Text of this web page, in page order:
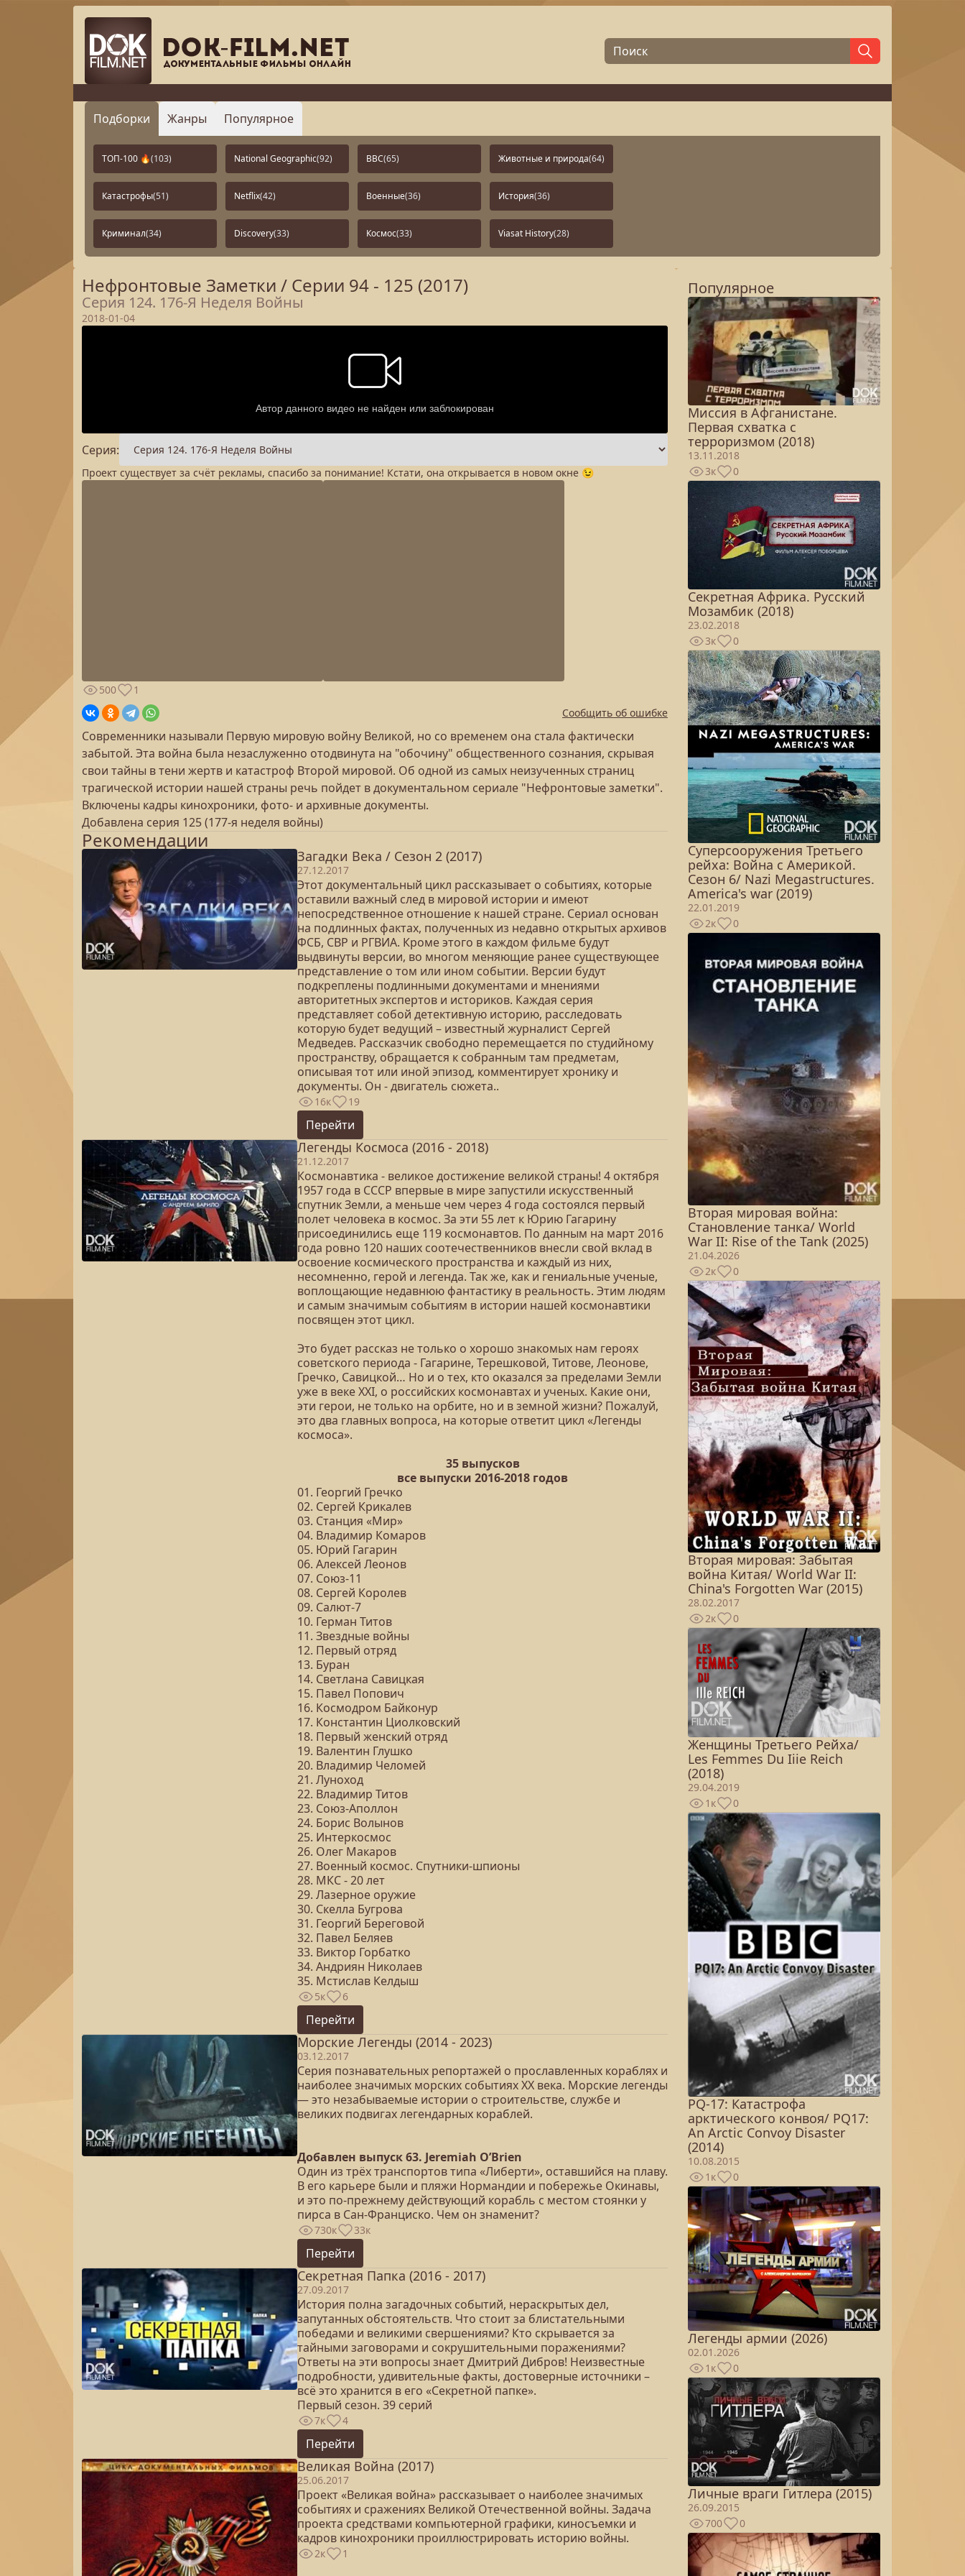
Подборки Жанры Популярное
ТОП-100 🔥(103) National Geographic(92) BBC(65) Животные и природа(64)
Катастрофы(51) Netflix(42) Военные(36) История(36)
Криминал(34) Discovery(33) Космос(33) Viasat History(28)
Нефронтовые Заметки / Серии 94 - 125 (2017)
Серия 124. 176-Я Неделя Войны
2018-01-04
Серия:
Проект существует за счёт рекламы, спасибо за понимание! Кстати, она открывается в новом окне 😉
500
1
Сообщить об ошибке
Современники называли Первую мировую войну Великой, но со временем она стала фактически
забытой. Эта война была незаслуженно отодвинута на "обочину" общественного сознания, скрывая
свои тайны в тени жертв и катастроф Второй мировой. Об одной из самых неизученных страниц
трагической истории нашей страны речь пойдет в документальном сериале "Нефронтовые заметки".
Включены кадры кинохроники, фото- и архивные документы.
Добавлена серия 125 (177-я неделя войны)
Рекомендации
Загадки Века / Сезон 2 (2017)
27.12.2017
Этот документальный цикл рассказывает о событиях, которые
оставили важный след в мировой истории и имеют
непосредственное отношение к нашей стране. Сериал основан
на подлинных фактах, полученных из недавно открытых архивов
ФСБ, СВР и РГВИА. Кроме этого в каждом фильме будут
выдвинуты версии, во многом меняющие ранее существующее
представление о том или ином событии. Версии будут
подкреплены подлинными документами и мнениями
авторитетных экспертов и историков. Каждая серия
представляет собой детективную историю, расследовать
которую будет ведущий – известный журналист Сергей
Медведев. Рассказчик свободно перемещается по студийному
пространству, обращается к собранным там предметам,
описывая тот или иной эпизод, комментирует хронику и
документы. Он - двигатель сюжета..
16к 19
Перейти
Легенды Космоса (2016 - 2018)
21.12.2017
Космонавтика - великое достижение великой страны! 4 октября
1957 года в СССР впервые в мире запустили искусственный
спутник Земли, а меньше чем через 4 года состоялся первый
полет человека в космос. За эти 55 лет к Юрию Гагарину
присоединились еще 119 космонавтов. По данным на март 2016
года ровно 120 наших соотечественников внесли свой вклад в
освоение космического пространства и каждый из них,
несомненно, герой и легенда. Так же, как и гениальные ученые,
воплощающие недавнюю фантастику в реальность. Этим людям
и самым значимым событиям в истории нашей космонавтики
посвящен этот цикл.
Это будет рассказ не только о хорошо знакомых нам героях
советского периода - Гагарине, Терешковой, Титове, Леонове,
Гречко, Савицкой… Но и о тех, кто оказался за пределами Земли
уже в веке XXI, о российских космонавтах и ученых. Какие они,
эти герои, не только на орбите, но и в земной жизни? Пожалуй,
это два главных вопроса, на которые ответит цикл «Легенды
космоса».
35 выпусков
все выпуски 2016-2018 годов
01. Георгий Гречко
02. Сергей Крикалев
03. Станция «Мир»
04. Владимир Комаров
05. Юрий Гагарин
06. Алексей Леонов
07. Союз-11
08. Сергей Королев
09. Салют-7
10. Герман Титов
11. Звездные войны
12. Первый отряд
13. Буран
14. Светлана Савицкая
15. Павел Попович
16. Космодром Байконур
17. Константин Циолковский
18. Первый женский отряд
19. Валентин Глушко
20. Владимир Челомей
21. Луноход
22. Владимир Титов
23. Союз-Аполлон
24. Борис Волынов
25. Интеркосмос
26. Олег Макаров
27. Военный космос. Спутники-шпионы
28. МКС - 20 лет
29. Лазерное оружие
30. Скелла Бугрова
31. Георгий Береговой
32. Павел Беляев
33. Виктор Горбатко
34. Андриян Николаев
35. Мстислав Келдыш
5к 6
Перейти
Морские Легенды (2014 - 2023)
03.12.2017
Серия познавательных репортажей о прославленных кораблях и
наиболее значимых морских событиях XX века. Морские легенды
— это незабываемые истории о строительстве, службе и
великих подвигах легендарных кораблей.
Добавлен выпуск 63. Jeremiah O’Brien
Один из трёх транспортов типа «Либерти», оставшийся на плаву.
В его карьере были и пляжи Нормандии и побережье Окинавы,
и это по-прежнему действующий корабль с местом стоянки у
пирса в Сан-Франциско. Чем он знаменит?
730к 33к
Перейти
Секретная Папка (2016 - 2017)
27.09.2017
История полна загадочных событий, нераскрытых дел,
запутанных обстоятельств. Что стоит за блистательными
победами и великими свершениями? Кто скрывается за
тайными заговорами и сокрушительными поражениями?
Ответы на эти вопросы знает Дмитрий Дибров! Неизвестные
подробности, удивительные факты, достоверные источники –
всё это хранится в его «Секретной папке».
Первый сезон. 39 серий
7к 4
Перейти
Великая Война (2017)
25.06.2017
Проект «Великая война» рассказывает о наиболее значимых
событиях и сражениях Великой Отечественной войны. Задача
проекта средствами компьютерной графики, киносъемки и
кадров кинохроники проиллюстрировать историю войны.
2к 1
Популярное
Миссия в Афганистане.
Первая схватка с
терроризмом (2018)
13.11.2018
3к
0
Секретная Африка. Русский
Мозамбик (2018)
23.02.2018
3к
0
Суперсооружения Третьего
рейха: Война с Америкой.
Сезон 6/ Nazi Megastructures.
America's war (2019)
22.01.2019
2к
0
Вторая мировая война:
Становление танка/ World
War II: Rise of the Tank (2025)
21.04.2026
2к
0
Вторая мировая: Забытая
война Китая/ World War II:
China's Forgotten War (2015)
28.02.2017
2к
0
Женщины Третьего Рейха/
Les Femmes Du Iiie Reich
(2018)
29.04.2019
1к
0
PQ-17: Катастрофа
арктического конвоя/ PQ17:
An Arctic Convoy Disaster
(2014)
10.08.2015
1к
0
Легенды армии (2026)
02.01.2026
1к
0
Личные враги Гитлера (2015)
26.09.2015
700
0